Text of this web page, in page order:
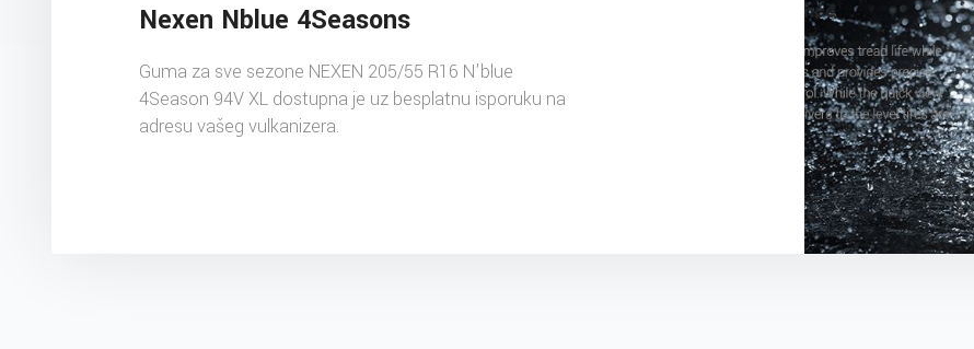
Nexen Nblue 4Seasons
Guma za sve sezone NEXEN 205/55 R16 N'blue
4Season 94V XL dostupna je uz besplatnu isporuku na
adresu vašeg vulkanizera.